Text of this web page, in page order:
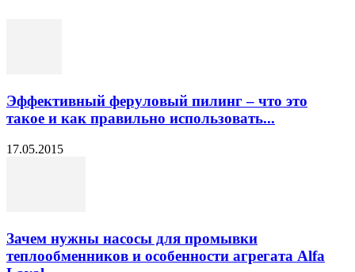
Эффективный феруловый пилинг – что это
такое и как правильно использовать...
17.05.2015
Зачем нужны насосы для промывки
теплообменников и особенности агрегата Alfa